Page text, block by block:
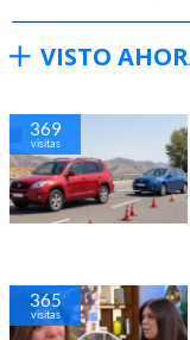
VISTO
369
visitas
365
visitas